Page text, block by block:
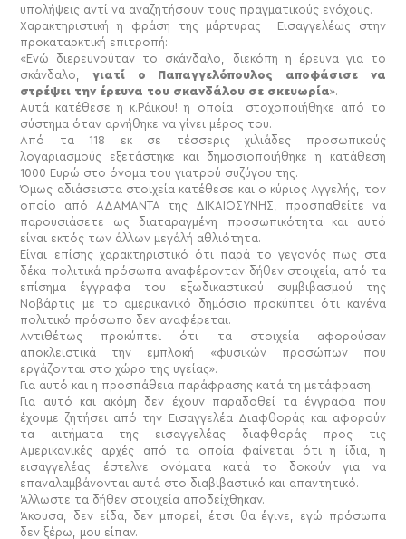
υπολήψεις αντί να αναζητήσουν τους πραγματικούς ενόχους.
Χαρακτηριστική η φράση της μάρτυρας Εισαγγελέως στην
προκαταρκτική επιτροπή:
«Ενώ διερευνούταν το σκάνδαλο, διεκόπη η έρευνα για το
σκάνδαλο,
γιατί ο Παπαγγελόπουλος αποφάσισε να
στρέψει την έρευνα του σκανδάλου σε σκευωρία».
Αυτά κατέθεσε η κ.Ράικου! η οποία στοχοποιήθηκε από το
σύστημα όταν αρνήθηκε να γίνει μέρος του.
Από τα 118 εκ σε τέσσερις χιλιάδες προσωπικούς
λογαριασμούς εξετάστηκε και δημοσιοποιήθηκε η κατάθεση
1000 Ευρώ στο όνομα του γιατρού συζύγου της.
Όμως αδιάσειστα στοιχεία κατέθεσε και ο κύριος Αγγελής, τον
οποίο από ΑΔΑΜΑΝΤΑ της ΔΙΚΑΙΟΣΥΝΗΣ, προσπαθείτε να
παρουσιάσετε ως διαταραγμένη προσωπικότητα και αυτό
είναι εκτός των άλλων μεγάλή αθλιότητα.
Είναι επίσης χαρακτηριστικό ότι παρά το γεγονός πως στα
δέκα πολιτικά πρόσωπα αναφέρονταν δήθεν στοιχεία, από τα
επίσημα έγγραφα του εξωδικαστικού συμβιβασμού της
Νοβάρτις με το αμερικανικό δημόσιο προκύπτει ότι κανένα
πολιτικό πρόσωπο δεν αναφέρεται.
Αντιθέτως προκύπτει ότι τα στοιχεία αφορούσαν
αποκλειστικά την εμπλοκή «φυσικών προσώπων που
εργάζονται στο χώρο της υγείας».
Για αυτό και η προσπάθεια παράφρασης κατά τη μετάφραση.
Για αυτό και ακόμη δεν έχουν παραδοθεί τα έγγραφα που
έχουμε ζητήσει από την Εισαγγελέα Διαφθοράς και αφορούν
τα αιτήματα της εισαγγελέας διαφθοράς προς τις
Αμερικανικές αρχές από τα οποία φαίνεται ότι η ίδια, η
εισαγγελέας έστελνε ονόματα κατά το δοκούν για να
επαναλαμβάνονται αυτά στο διαβιβαστικό και απαντητικό.
Άλλωστε τα δήθεν στοιχεία αποδείχθηκαν.
Άκουσα, δεν είδα, δεν μπορεί, έτσι θα έγινε, εγώ πρόσωπα
δεν ξέρω, μου είπαν.